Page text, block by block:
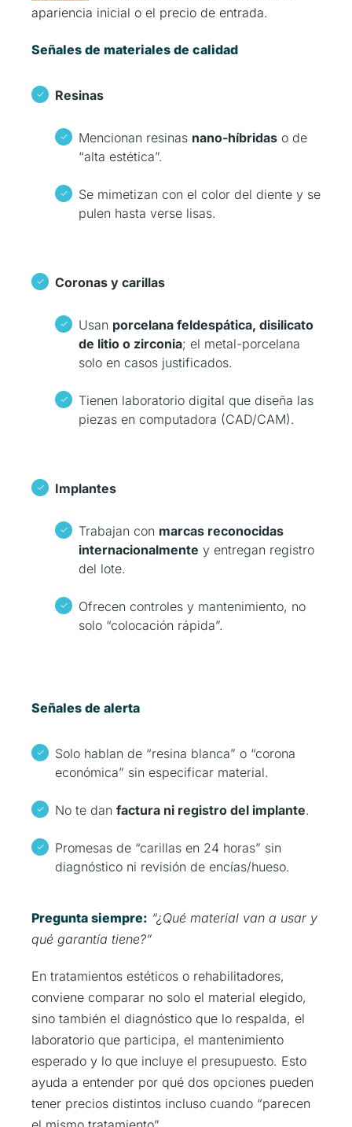
apariencia inicial o el precio de entrada.
Señales de materiales de calidad
Resinas
Mencionan resinas nano-híbridas o de
“alta estética”.
Se mimetizan con el color del diente y se
pulen hasta verse lisas.
Coronas y carillas
Usan porcelana feldespática, disilicato
de litio o zirconia; el metal-porcelana
solo en casos justificados.
Tienen laboratorio digital que diseña las
piezas en computadora (CAD/CAM).
Implantes
Trabajan con marcas reconocidas
internacionalmente y entregan registro
del lote.
Ofrecen controles y mantenimiento, no
solo “colocación rápida”.
Señales de alerta
Solo hablan de “resina blanca” o “corona
económica” sin especificar material.
No te dan factura ni registro del implante.
Promesas de “carillas en 24 horas” sin
diagnóstico ni revisión de encías/hueso.
Pregunta siempre: “¿Qué material van a usar y
qué garantía tiene?”
En tratamientos estéticos o rehabilitadores,
conviene comparar no solo el material elegido,
sino también el diagnóstico que lo respalda, el
laboratorio que participa, el mantenimiento
esperado y lo que incluye el presupuesto. Esto
ayuda a entender por qué dos opciones pueden
tener precios distintos incluso cuando “parecen